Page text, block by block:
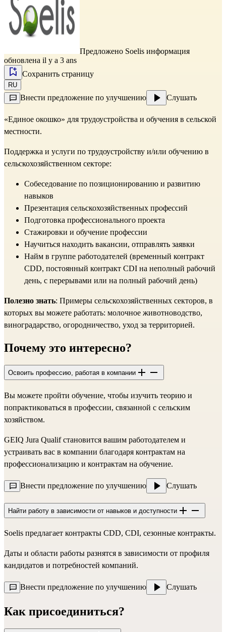
Предложено Soelis информация
обновлена il y a 3 ans
Сохранить страницу
RU
Внести предложение по улучшению Слушать
«Единое окошко» для трудоустройства и обучения в сельской
местности.
Поддержка и услуги по трудоустройству и/или обучению в
сельскохозяйственном секторе:
Собеседование по позиционированию и развитию
навыков
Презентация сельскохозяйственных профессий
Подготовка профессионального проекта
Стажировки и обучение профессии
Научиться находить вакансии, отправлять заявки
Найм в группе работодателей (временный контракт
CDD, постоянный контракт CDI на неполный рабочий
день, с перерывами или на полный рабочий день)
Полезно знать: Примеры сельскохозяйственных секторов, в
которых вы можете работать: молочное животноводство,
виноградарство, огородничество, уход за территорией.
Почему это интересно?
Освоить профессию, работая в компании
Вы можете пройти обучение, чтобы изучить теорию и
попрактиковаться в профессии, связанной с сельским
хозяйством.
GEIQ Jura Qualif становится вашим работодателем и
устраивать вас в компании благодаря контрактам на
профессионализацию и контрактам на обучение.
Внести предложение по улучшению Слушать
Найти работу в зависимости от навыков и доступности
Soelis предлагает контракты CDD, CDI, сезонные контракты.
Даты и области работы разнятся в зависимости от профиля
кандидатов и потребностей компаний.
Внести предложение по улучшению Слушать
Как присоединиться?